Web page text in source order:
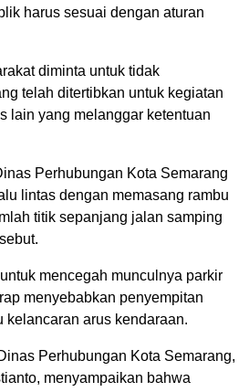
harus sesuai dengan aturan
diminta untuk tidak
telah ditertibkan untuk kegiatan
lain yang melanggar ketentuan
Perhubungan Kota Semarang
lintas dengan memasang rambu
titik sepanjang jalan samping
mencegah munculnya parkir
menyebabkan penyempitan
kelancaran arus kendaraan.
Perhubungan Kota Semarang,
menyampaikan bahwa